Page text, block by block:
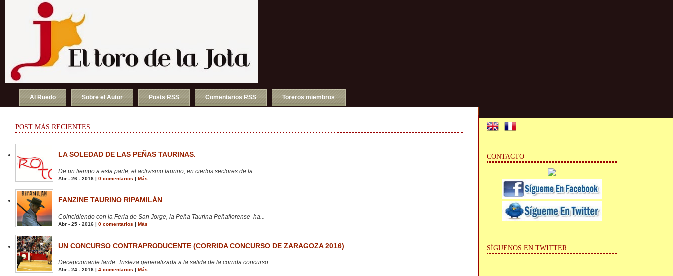
Al Ruedo Sobre el Autor Posts RSS Comentarios RSS Toreros miembros
POST MÁS RECIENTES
LA SOLEDAD DE LAS PEÑAS TAURINAS.
De un tiempo a esta parte, el activismo taurino, en ciertos sectores de la...
Abr - 26 - 2016 | 0 comentarios | Más
FANZINE TAURINO RIPAMILÁN
Coincidiendo con la Feria de San Jorge, la Peña Taurina Peñaflorense ha...
Abr - 25 - 2016 | 0 comentarios | Más
UN CONCURSO CONTRAPRODUCENTE (CORRIDA CONCURSO DE ZARAGOZA 2016)
Decepcionante tarde. Tristeza generalizada a la salida de la corrida concurso...
Abr - 24 - 2016 | 4 comentarios | Más
CONTACTO
SÍGUENOS EN TWITTER